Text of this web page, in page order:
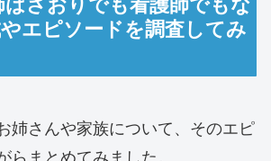
エピソードを調査してみ
姉さんや家族について、そのエピ
らまとめてみました。